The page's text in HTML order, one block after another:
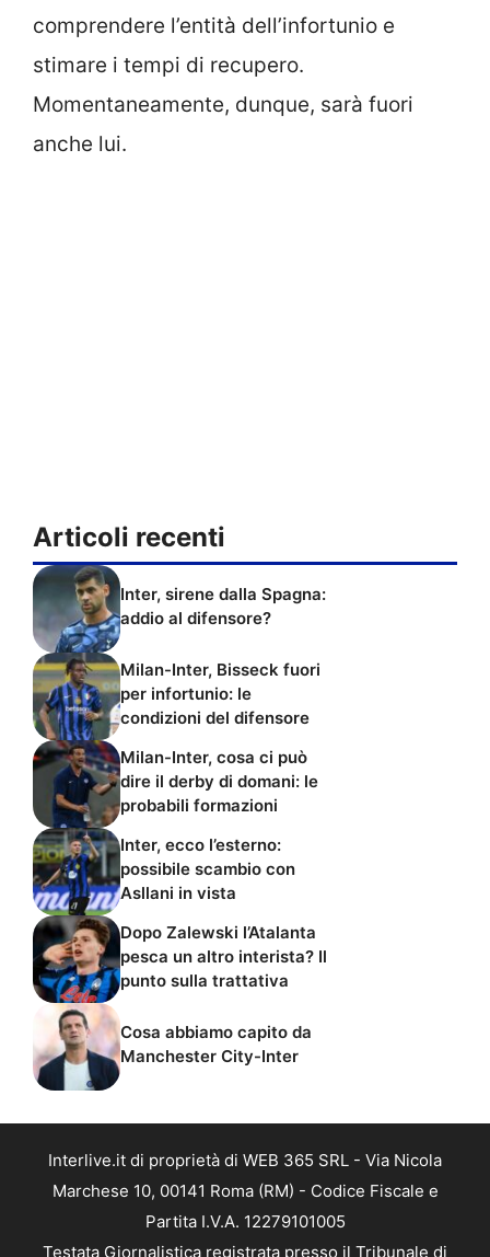
comprendere l’entità dell’infortunio e
stimare i tempi di recupero.
Momentaneamente, dunque, sarà fuori
anche lui.
Articoli recenti
Inter, sirene dalla Spagna:
addio al difensore?
Milan-Inter, Bisseck fuori
per infortunio: le
condizioni del difensore
Milan-Inter, cosa ci può
dire il derby di domani: le
probabili formazioni
Inter, ecco l’esterno:
possibile scambio con
Asllani in vista
Dopo Zalewski l’Atalanta
pesca un altro interista? Il
punto sulla trattativa
Cosa abbiamo capito da
Manchester City-Inter
Interlive.it di proprietà di WEB 365 SRL - Via Nicola
Marchese 10, 00141 Roma (RM) - Codice Fiscale e
Partita I.V.A. 12279101005
Testata Giornalistica registrata presso il Tribunale di